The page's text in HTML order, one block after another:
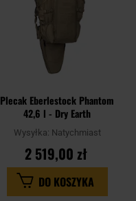
Plecak Eberlestock Phantom
42,6 l - Dry Earth
Wysyłka: Natychmiast
2 519,00 zł
DO KOSZYKA